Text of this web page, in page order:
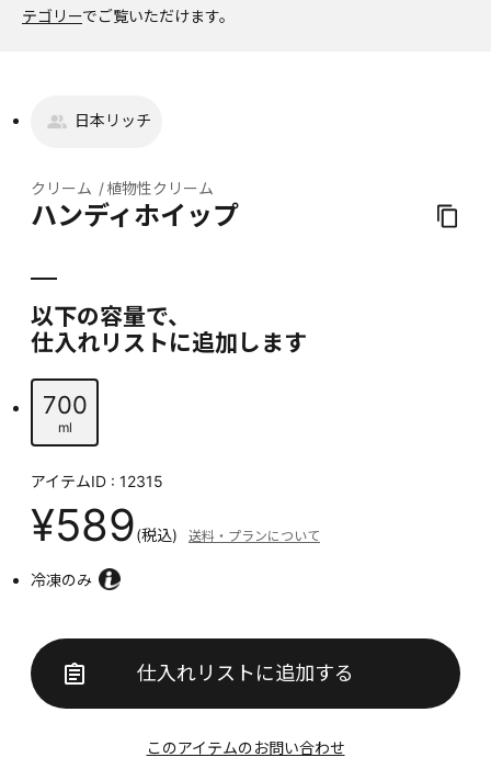
テゴリーでご覧いただけます。
日本リッチ
クリーム 植物性クリーム
ハンディホイップ
以下の容量で、
仕入れリストに追加します
700
ml
アイテムID : 12315
¥589(税込) 送料・プランについて
冷凍のみ
仕入れリストに追加する
このアイテムのお問い合わせ